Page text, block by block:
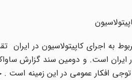
به اجرای کاپیتولاسیون در
در ایران است. و دومین سند گزارش
افکار عمومی در این زمینه است